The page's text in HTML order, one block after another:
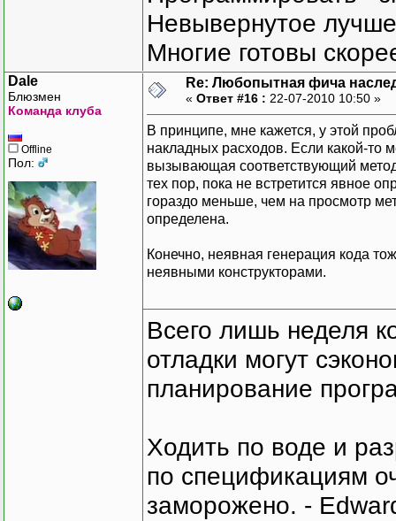
Невывернутое
Многие готовы
Dale
Блюзмен
Команда клуба
Offline
Пол:
Re: Любопытная фича
« Ответ #16 : 22-07-2010 10:50 »
В принципе, мне кажется, у этой
накладных расходов. Если какой-то
вызывающая соответствующий метод
тех пор, пока не встретится явное
гораздо меньше, чем на просмотр
определена.
Конечно, неявная генерация кода
неявными конструкторами.
Всего лишь неделя
отладки могут
планирование
Ходить по воде и
по спецификациям
заморожено. -